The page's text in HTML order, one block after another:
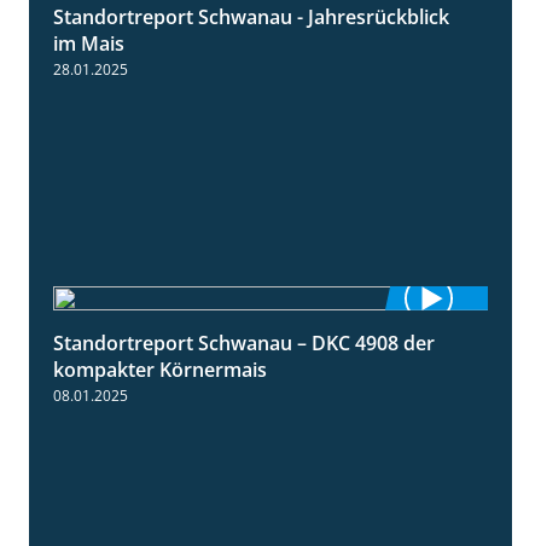
4:25
Standortreport Schwanau - Jahresrückblick
im Mais
28.01.2025
1:18
Standortreport Schwanau – DKC 4908 der
kompakter Körnermais
08.01.2025